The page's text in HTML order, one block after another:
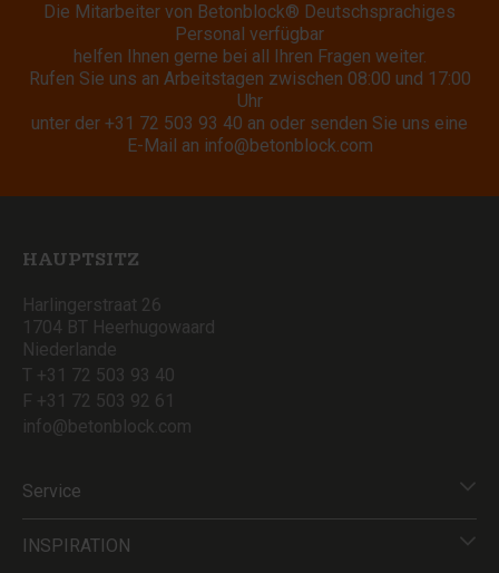
Die Mitarbeiter von Betonblock® Deutschsprachiges
Personal verfügbar
helfen Ihnen gerne bei all Ihren Fragen weiter.
Rufen Sie uns an Arbeitstagen zwischen 08:00 und 17:00
Uhr
unter der +31 72 503 93 40 an oder senden Sie uns eine
E-Mail an info@betonblock.com
HAUPTSITZ
Harlingerstraat 26
1704 BT Heerhugowaard
Niederlande
T +31 72 503 93 40
F +31 72 503 92 61
info@betonblock.com
Service
INSPIRATION